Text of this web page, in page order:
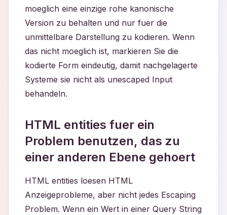
moeglich eine einzige rohe kanonische
Version zu behalten und nur fuer die
unmittelbare Darstellung zu kodieren. Wenn
das nicht moeglich ist, markieren Sie die
kodierte Form eindeutig, damit nachgelagerte
Systeme sie nicht als unescaped Input
behandeln.
HTML entities fuer ein
Problem benutzen, das zu
einer anderen Ebene gehoert
HTML entities loesen HTML
Anzeigeprobleme, aber nicht jedes Escaping
Problem. Wenn ein Wert in einer Query String